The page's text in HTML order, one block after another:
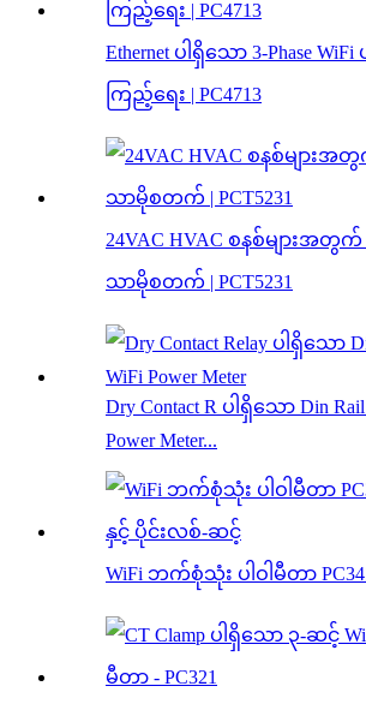
Ethernet ပါရှိသော 3-Phase WiFi
ကြည့်ရေး | PC4713
24VAC HVAC စနစ်များအတွ
သာမိုစတက် | PCT5231
Dry Contact R ပါရှိသော Din Rail
Power Meter...
WiFi ဘက်စုံသုံး ပါဝါမီတာ